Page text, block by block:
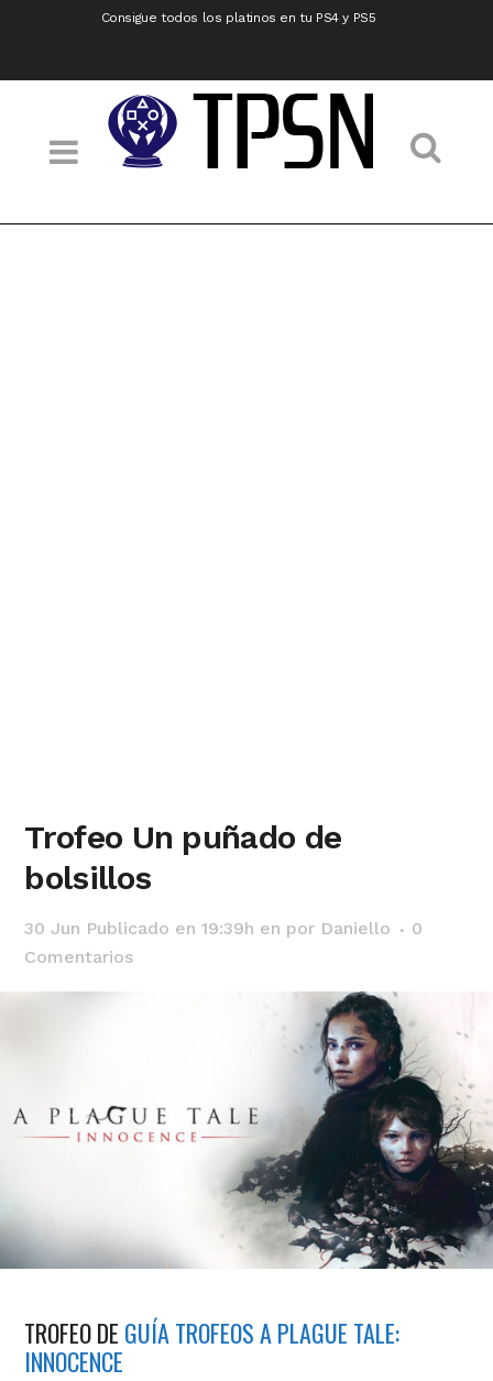
Consigue todos los platinos en tu PS4 y PS5
Trofeo Un puñado de
bolsillos
30 Jun Publicado en 19:39h en por Daniello
0
Comentarios
TROFEO DE GUÍA TROFEOS A PLAGUE TALE:
INNOCENCE